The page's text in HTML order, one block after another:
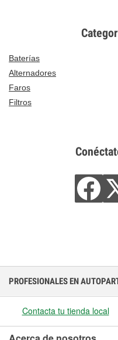
Baterías
Alternadores
Faros
Filtros
PROFESIONALES EN
Contacta tu tienda local